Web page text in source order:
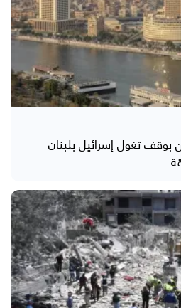
تغول إسرائيل بلبنان